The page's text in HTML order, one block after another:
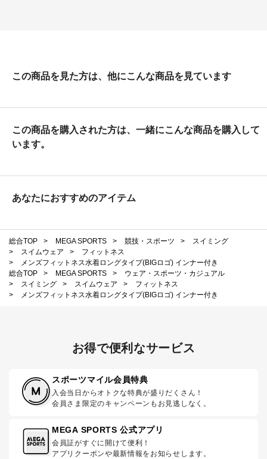
この商品を見た方は、他にこんな商品を見ています
この商品を購入された方は、一緒にこんな商品を購入して
います。
あなたにおすすめのアイテム
総合TOP > MEGA SPORTS > 競技・スポーツ >
スイミング
>
スイムウェア >
フィットネス
>
メンズフィットネス水着ロングタイプ(BIGロゴ) インナー付き
総合TOP
> MEGA SPORTS >
ウェア・スポーツ・カジュアル
>
スイミング > スイムウェア >
フィットネス
>
メンズフィットネス水着ロングタイプ(BIGロゴ) インナー付き
お得で便利なサービス
スポーツマイル会員特典
入会当日からオトクな特典が盛りだくさん！
会員さま限定のキャンペーンもお見逃しなく。
MEGA SPORTS 公式アプリ
会員証がすぐに開けて便利！
アプリクーポンや最新情報をお知らせします。